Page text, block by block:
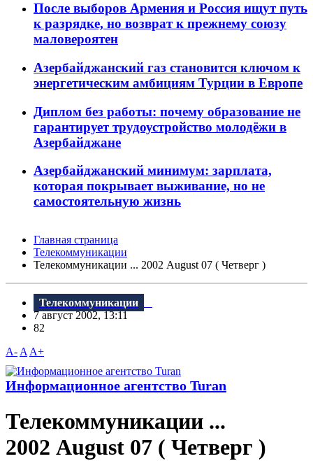
После выборов Армения и Россия ищут путь
к разрядке, но возврат к прежнему союзу
маловероятен
Азербайджанский газ становится ключом к
энергетическим амбициям Турции в Европе
Диплом без работы: почему образование не
гарантирует трудоустройство молодёжи в
Азербайджане
Азербайджанский минимум: зарплата,
которая покрывает выживание, но не
самостоятельную жизнь
Главная страница
Телекоммуникации
Телекоммуникации ... 2002 August 07 ( Четверг )
Телекоммуникации
7 август 2002, 13:11
82
A- A A+
Информационное агентство Turan
Телекоммуникации ...
2002 August 07 ( Четверг )